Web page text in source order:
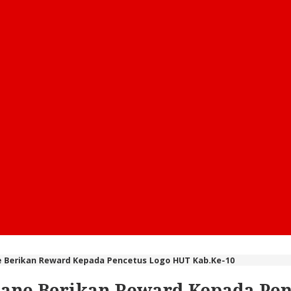
Reward Kepada Pencetus Logo HUT Kab.Ke-10